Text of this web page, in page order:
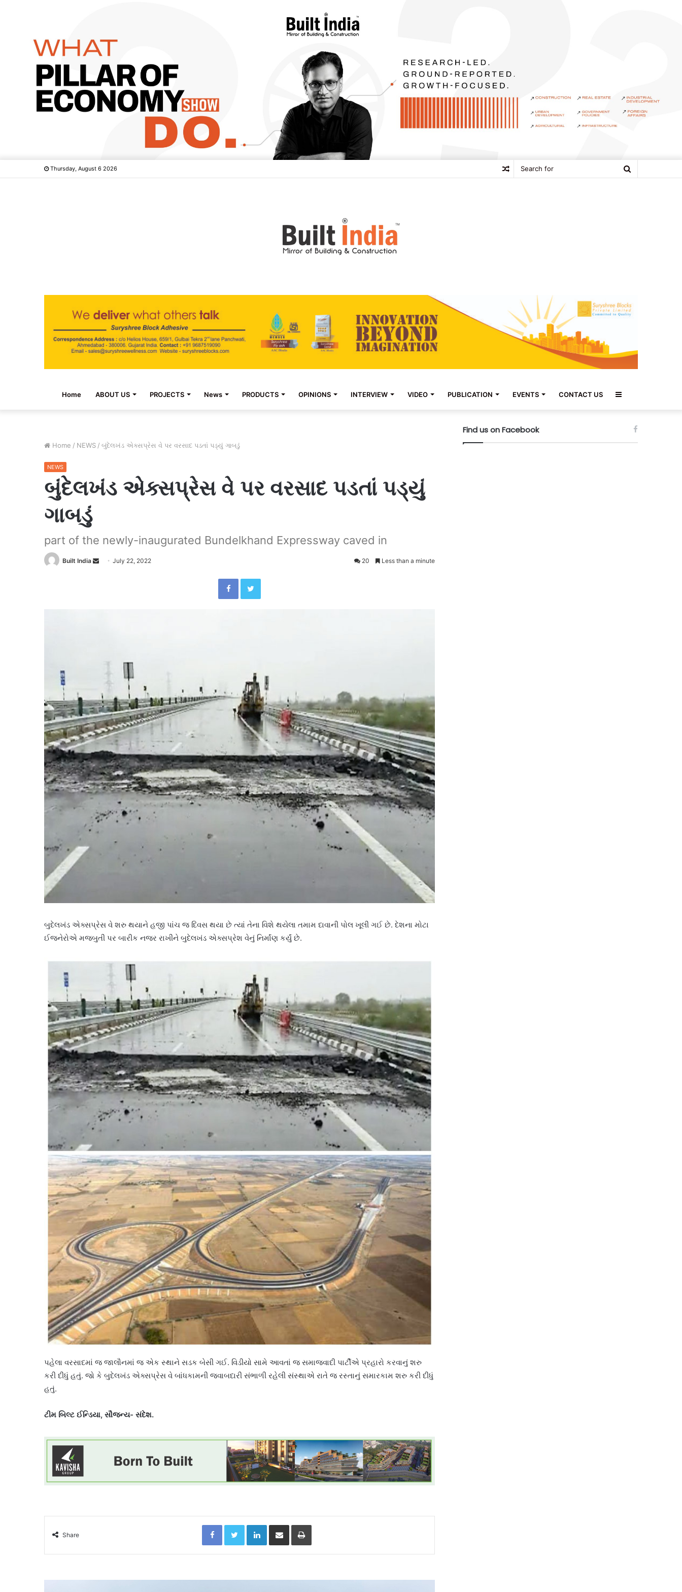
Thursday, August 6 2026 Random
Home ABOUT US PROJECTS News PRODUCTS OPINIONS INTERVIEW VIDEO PUBLICATION EVENTS CONTACT US Sidebar
Home / NEWS / બુંદેલખંડ એક્સપ્રેસ વે પર વરસાદ પડતાં પડ્યું ગાબડું
NEWS
બુંદેલખંડ એક્સપ્રેસ વે પર વરસાદ પડતાં પડ્યું
ગાબડું
part of the newly-inaugurated Bundelkhand Expressway caved in
Built India
SendJuly 22, 2022 20 Less than a minute
FacebookTwitter
બુદેલખંડ એક્સપ્રેસ વે શરુ થયાને હજી પાંચ જ દિવસ થયા છે ત્યાં તેના વિશે થયેલા તમામ દાવાની પોલ ખૂલી ગઈ છે. દેશના મોટા
ઈજનેરોએ મજબુતી પર બારીક નજર રાખીને બુદેલખંડ એક્સપ્રેશ વેનું નિર્માંણ કર્યું છે.
પહેલા વરસાદમાં જ જાલૌનમાં જ એક સ્થાને સડક બેસી ગઈ. વિડીયો સામે આવતાં જ સમાજવાદી પાર્ટીએ પ્રહારો કરવાનું શરુ
કરી દીધું હતું. જો કે બુદેલખંડ એક્સપ્રેસ વે બાંધકામની જવાબદારી સંભાળી રહેલી સંસ્થાએ રાતે જ રસ્તાનું સમારકામ શરુ કરી દીધું
હતું.
ટીમ બિલ્ટ ઈન્ડિયા, સૌજન્ય- સંદેશ.
Share
FacebookTwitterLinkedInShare via Email Print
Find us on Facebook